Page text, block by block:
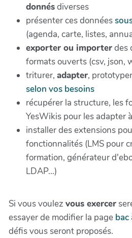
donnésdiverses
présenter ces données
(agenda, carte, listes,
exporter ou importerdes
formats ouverts (csv, json,
triturer, adapter,
selon vos besoins
récupérer la structure, les
YesWikis pour les adapter
installer des extensions
fonctionnalités (LMS pour
formation, générateur
LDAP...)
Si vous voulez vous exercer
essayer de modifier la page bac
défis vous seront proposés.